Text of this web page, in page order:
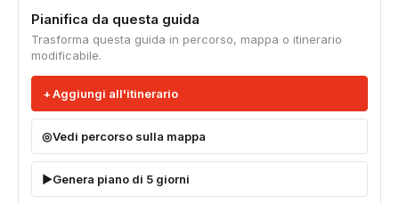
Pianifica da questa guida
Trasforma questa guida in percorso, mappa o itinerario
modificabile.
Aggiungi all'itinerario
Vedi percorso sulla mappa
Genera piano di 5 giorni